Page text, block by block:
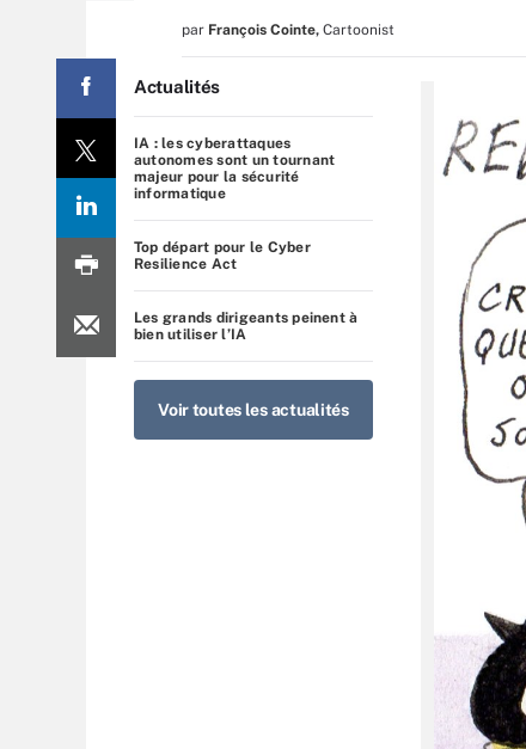
par François Cointe, Cartoonist
Actualités
IA : les cyberattaques
autonomes sont un tournant
majeur pour la sécurité
informatique
Top départ pour le Cyber
Resilience Act
Les grands dirigeants peinent à
bien utiliser l’IA
Voir toutes les actualités